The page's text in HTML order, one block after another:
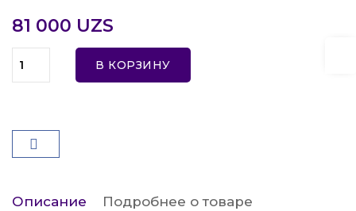
81 000 UZS
В КОРЗИНУ
Описание Подробнее о товаре